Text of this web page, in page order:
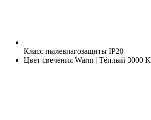
Класс пылевлагозащиты IP20
Цвет свечения Warm | Тёплый 3000 K